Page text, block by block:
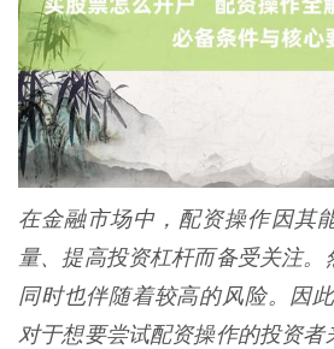
在金融市场中，配资操作因其
量、提高投资杠杆而备受关注
同时也伴随着较高的风险。因
对于想要尝试配资操作的投资者